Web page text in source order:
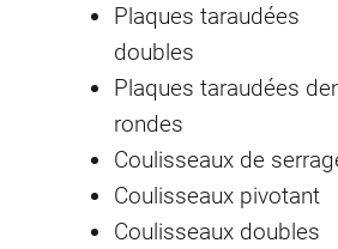
Plaques taraudées
doubles
Plaques taraudées
rondes
Coulisseaux de
Coulisseaux pivotant
Coulisseaux doubles